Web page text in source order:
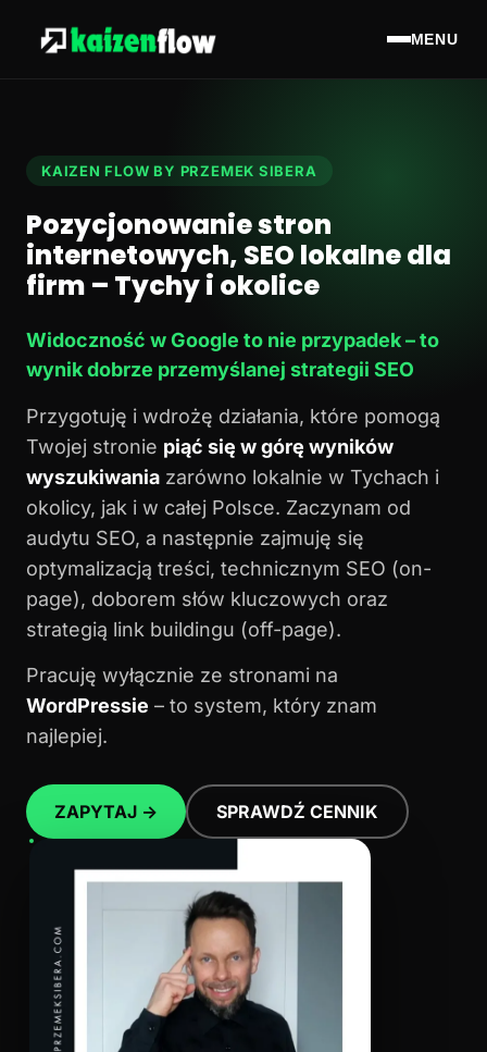
MENU
KAIZEN FLOW BY PRZEMEK SIBERA
Pozycjonowanie stron
internetowych, SEO lokalne dla
firm – Tychy i okolice
Widoczność w Google to nie przypadek – to
wynik dobrze przemyślanej strategii SEO
Przygotuję i wdrożę działania, które pomogą
Twojej stronie piąć się w górę wyników
wyszukiwania zarówno lokalnie w Tychach i
okolicy, jak i w całej Polsce. Zaczynam od
audytu SEO, a następnie zajmuję się
optymalizacją treści, technicznym SEO (on-
page), doborem słów kluczowych oraz
strategią link buildingu (off-page).
Pracuję wyłącznie ze stronami na
WordPressie – to system, który znam
najlepiej.
ZAPYTAJ → SPRAWDŹ CENNIK